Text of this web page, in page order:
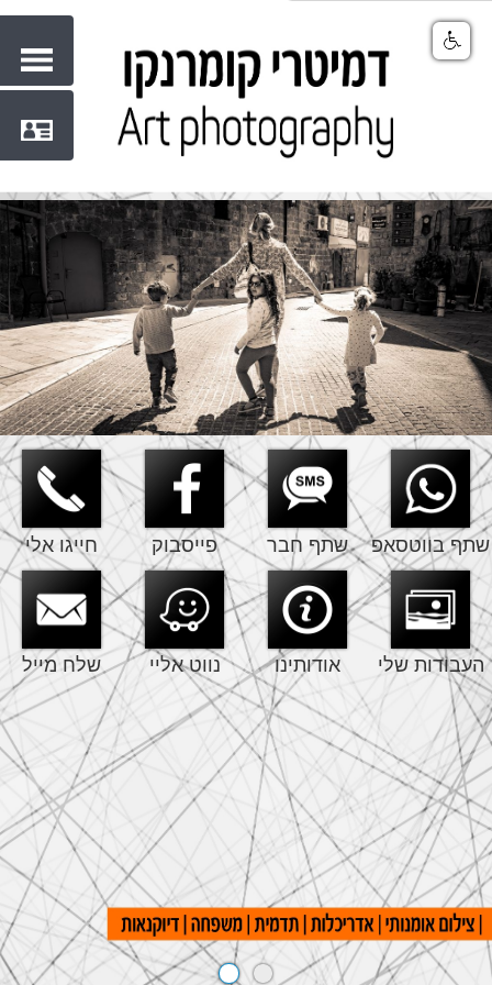
חייגו אלי פייסבוק שתף חבר שתף בווטסאפ
שלח מייל נווט אליי אודותינו העבודות שלי
Share